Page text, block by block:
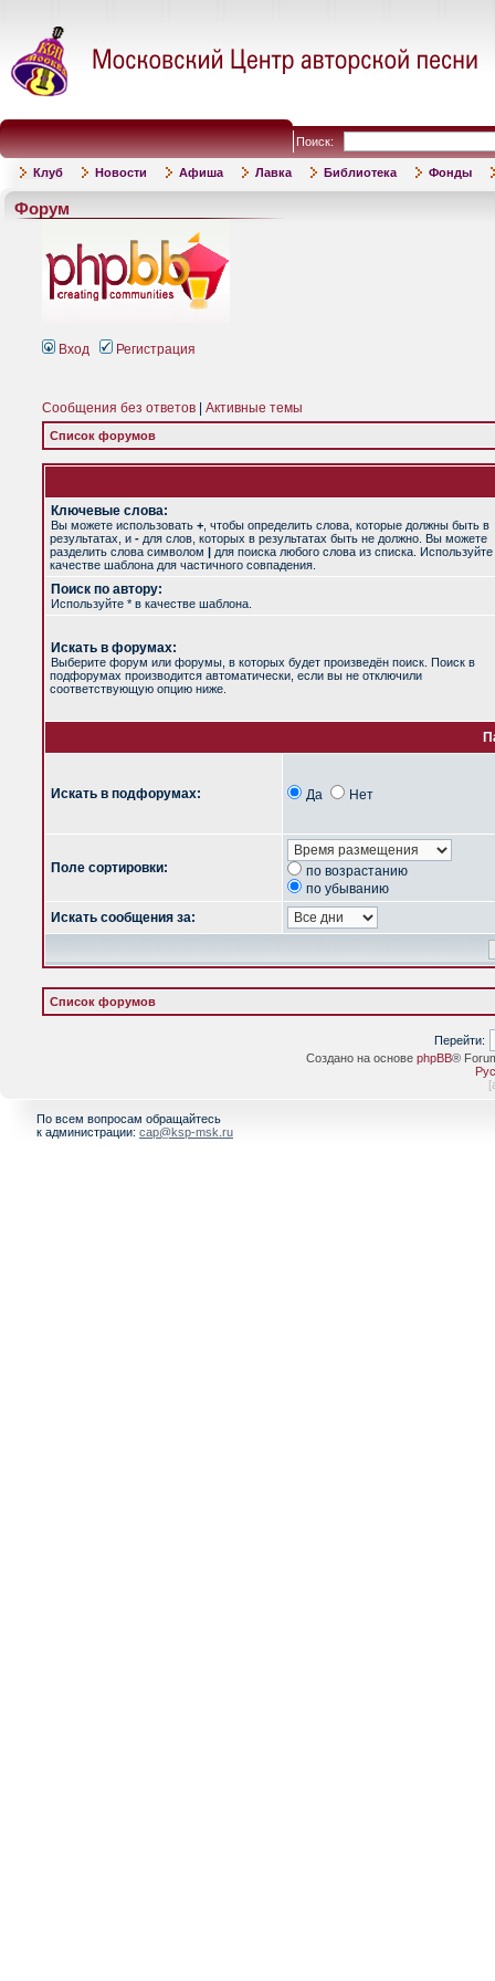
Поиск:
Клуб Новости Афиша Лавка Библиотека Фонды
Форум
Вход Регистрация
Сообщения без ответов Активные темы
Список форумов
Ключевые слова:
Вы можете использовать + , чтобы определить слова, которые должны быть в
результатах, и - для слов, которых в результатах быть не должно. Вы можете
разделить слова символом | для поиска любого слова из списка. Используйте
качестве шаблона для частичного совпадения.
Поиск по автору:
Используйте * в качестве шаблона.
Искать в форумах:
Выберите форум или форумы, в которых будет произведён поиск. Поиск в
подфорумах производится автоматически, если вы не отключили
соответствующую опцию ниже.
Искать в подфорумах: Да Нет
Поле сортировки:
по возрастанию
по убыванию
Искать сообщения за:
Список форумов
Перейти:
Создано на основе phpBB®
[
По всем вопросам обращайтесь
к администрации: cap@ksp-msk.ru